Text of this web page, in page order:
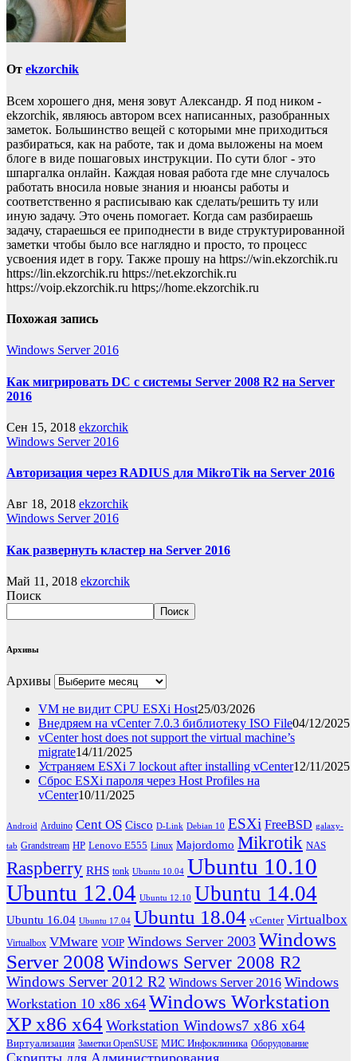
От ekzorchik
Всем хорошего дня, меня зовут Александр. Я под ником -
ekzorchik, являюсь автором всех написанных, разобранных
заметок. Большинство вещей с которыми мне приходиться
разбираться, как на работе, так и дома выложены на моем
блоге в виде пошаговых инструкции. По сути блог - это
шпаргалка онлайн. Каждая новая работа где мне случалось
работать вносила новые знания и нюансы работы и
соответственно я расписываю как сделать/решить ту или
иную задачу. Это очень помогает. Когда сам разбираешь
задачу, стараешься ее приподнести в виде структурированной
заметки чтобы было все наглядно и просто, то процесс
усвоения идет в гору. Также прошу на https://win.ekzorchik.ru
https://lin.ekzorchik.ru https://net.ekzorchik.ru
https://voip.ekzorchik.ru https;//home.ekzorchik.ru
Похожая запись
Windows Server 2016
Как мигрировать DC с системы Server 2008 R2 на Server
2016
Сен 15, 2018 ekzorchik
Windows Server 2016
Авторизация через RADIUS для MikroTik на Server 2016
Авг 18, 2018 ekzorchik
Windows Server 2016
Как развернуть кластер на Server 2016
Май 11, 2018 ekzorchik
Поиск
Поиск
Архивы
Архивы
VM не видит CPU ESXi Host25/03/2026
Внедряем на vCenter 7.0.3 библиотеку ISO File04/12/2025
vCenter host does not support the virtual machine’s
migrate14/11/2025
Устраняем ESXi 7 lockout after installing vCenter12/11/2025
Сброс ESXi пароля через Host Profiles на
vCenter10/11/2025
Android Arduino Cent OS Cisco D-Link Debian 10 ESXi FreeBSD galaxy-
tab Grandstream HP Lenovo E555 Linux Majordomo Mikrotik NAS
Raspberry RHS tonk Ubuntu 10.04 Ubuntu 10.10
Ubuntu 12.04 Ubuntu 12.10 Ubuntu 14.04
Ubuntu 16.04 Ubuntu 17.04 Ubuntu 18.04 vCenter Virtualbox
Virtualbox VMware VOIP Windows Server 2003 Windows
Server 2008 Windows Server 2008 R2
Windows Server 2012 R2 Windows Server 2016 Windows
Workstation 10 x86 x64 Windows Workstation
XP x86 x64Workstation Windows7 x86 x64
Виртуализация Заметки OpenSUSE МИС Инфоклиника Оборудование
Скрипты для Администрирования